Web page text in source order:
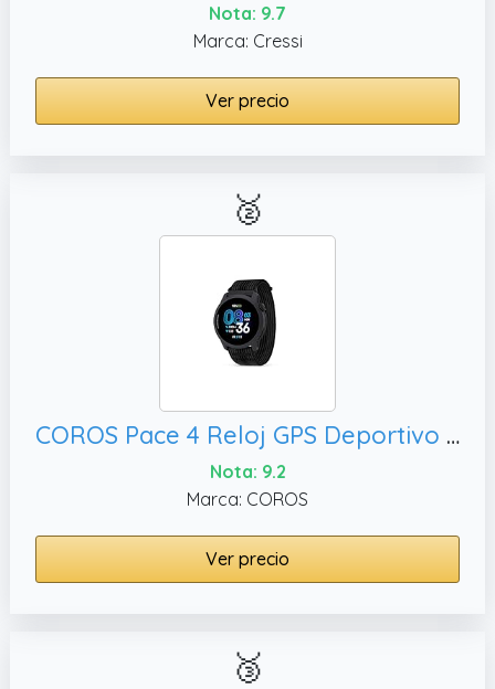
Nota: 9.7
Marca: Cressi
Ver precio
🥈
COROS Pace 4 Reloj GPS Deportivo Ultraligero,Negro)
Nota: 9.2
Marca: COROS
Ver precio
🥉